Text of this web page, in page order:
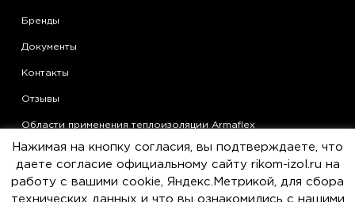
Бренды
Документы
Контакты
Отзывы
Области применения теплоизоляции Armaflex
Статьи
Политика конфиденциальности
Нажимая на кнопку согласия, вы подтверждаете, что
даете согласие официальному сайту rikom-izol.ru на
работу с вашими cookie, Яндекс.Метрикой, для сбора
технических данных и что вы ознакомились с нашими